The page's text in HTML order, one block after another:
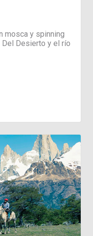
mosca y spinning
Desierto y el río